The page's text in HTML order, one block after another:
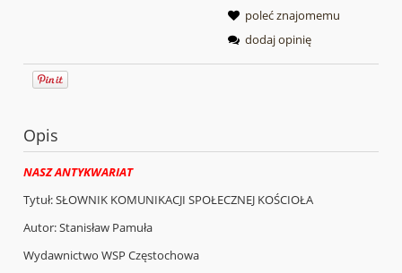
poleć znajomemu
dodaj opinię
Opis
NASZ ANTYKWARIAT
Tytuł: SŁOWNIK KOMUNIKACJI SPOŁECZNEJ KOŚCIOŁA
Autor: Stanisław Pamuła
Wydawnictwo WSP Częstochowa